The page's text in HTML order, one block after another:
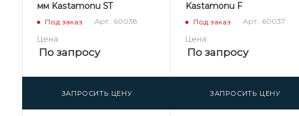
мм Kastamonu ST
Под заказ Арт.: 60038
Цена:
По запросу
ЗАПРОСИТЬ ЦЕНУ
Kastamonu F
Под заказ Арт.: 60037
Цена:
По запросу
ЗАПРОСИТЬ ЦЕНУ